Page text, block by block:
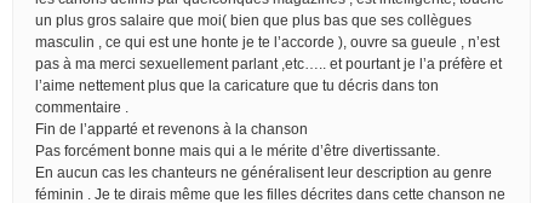
un plus gros salaire que moi( bien que plus bas que ses collègues
masculin , ce qui est une honte je te l’accorde ), ouvre sa gueule , n’est
pas à ma merci sexuellement parlant ,etc….. et pourtant je l’a préfère et
l’aime nettement plus que la caricature que tu décris dans ton
commentaire .
Fin de l’apparté et revenons à la chanson
Pas forcément bonne mais qui a le mérite d’être divertissante.
En aucun cas les chanteurs ne généralisent leur description au genre
féminin . Je te dirais même que les filles décrites dans cette chanson ne